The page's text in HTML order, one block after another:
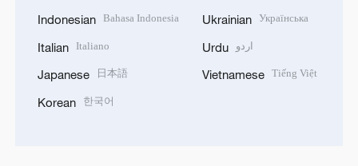
Indonesian Bahasa Indonesia
Italian Italiano
Japanese 日本語
Korean 한국어
Ukrainian Українська
Urdu اردو
Vietnamese Tiếng Việt